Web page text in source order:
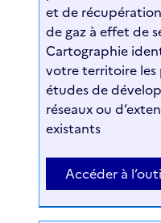
et de récupération
de gaz à effet de
Cartographie
votre territoire les
études de
réseaux ou
existants
Accéder à